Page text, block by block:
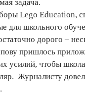
задача.
Lego Education,
для школьного
дорого –
пришлось
усилий, чтобы
Журналисту